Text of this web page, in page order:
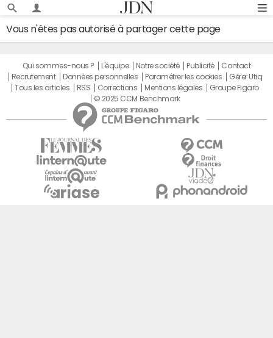
Vous n'êtes pas autorisé à partager cette page
Qui sommes-nous ? L'équipe Notre société Publicité
Contact
Recrutement
Données personnelles Paramétrer les cookies
Gérer Utiq
Tous les articles
RSS Corrections Mentions légales
Groupe Figaro
© 2025 CCM Benchmark